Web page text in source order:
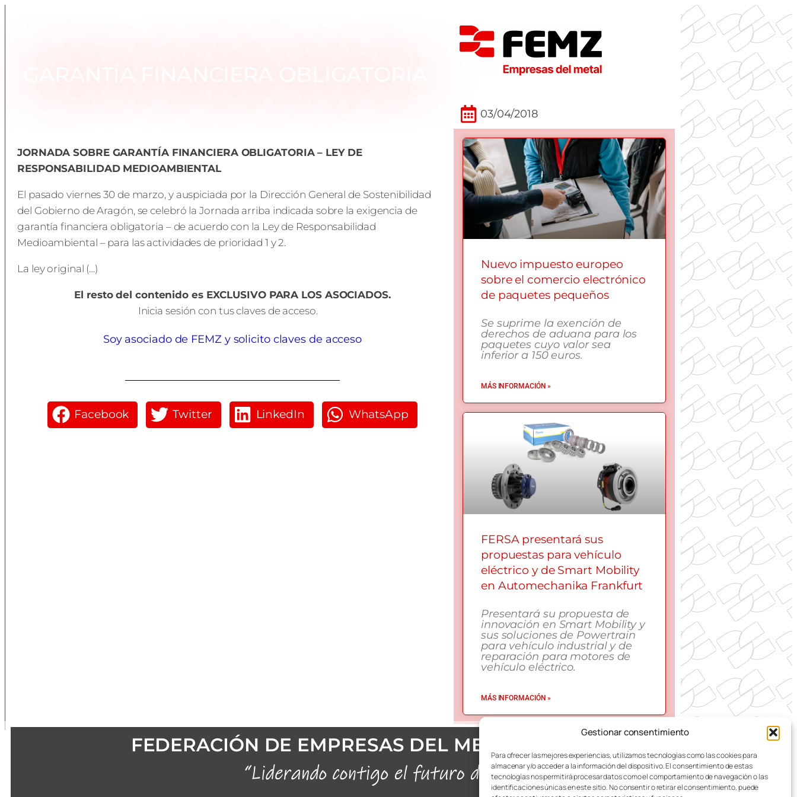
Gestionar consentimiento
Para ofrecer las mejores experiencias, utilizamos tecnologías como las cookies para
almacenar y/o acceder a la información del dispositivo. El consentimiento de estas
tecnologías nos permitirá procesar datos como el comportamiento de navegación o las
identificaciones únicas en este sitio. No consentir o retirar el consentimiento, puede
03/04/2018
JORNADA SOBRE GARANTÍA FINANCIERA OBLIGATORIA – LEY DE
RESPONSABILIDAD MEDIOAMBIENTAL
El pasado viernes 30 de marzo, y auspiciada por la Dirección General de Sostenibilidad
del Gobierno de Aragón, se celebró la Jornada arriba indicada sobre la exigencia de
garantía financiera obligatoria – de acuerdo con la Ley de Responsabilidad
Medioambiental – para las actividades de prioridad 1 y 2.
La ley original (…)
El resto del contenido es EXCLUSIVO PARA LOS ASOCIADOS.
Inicia sesión con tus claves de acceso.
Soy asociado de FEMZ y solicito claves de acceso
Facebook Twitter LinkedIn WhatsApp
Nuevo impuesto europeo
sobre el comercio electrónico
de paquetes pequeños
Se suprime la exención de
derechos de aduana para los
paquetes cuyo valor sea
inferior a 150 euros.
MÁS INFORMACIÓN »
FERSA presentará sus
propuestas para vehículo
eléctrico y de Smart Mobility
en Automechanika Frankfurt
Presentará su propuesta de
innovación en Smart Mobility y
sus soluciones de Powertrain
para vehículo industrial y de
reparación para motores de
vehículo eléctrico.
MÁS INFORMACIÓN »
FEDERACIÓN DE EMPRESAS DEL METAL DE ZARAGOZA